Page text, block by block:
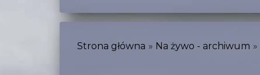
Strona główna Na żywo - archiwum